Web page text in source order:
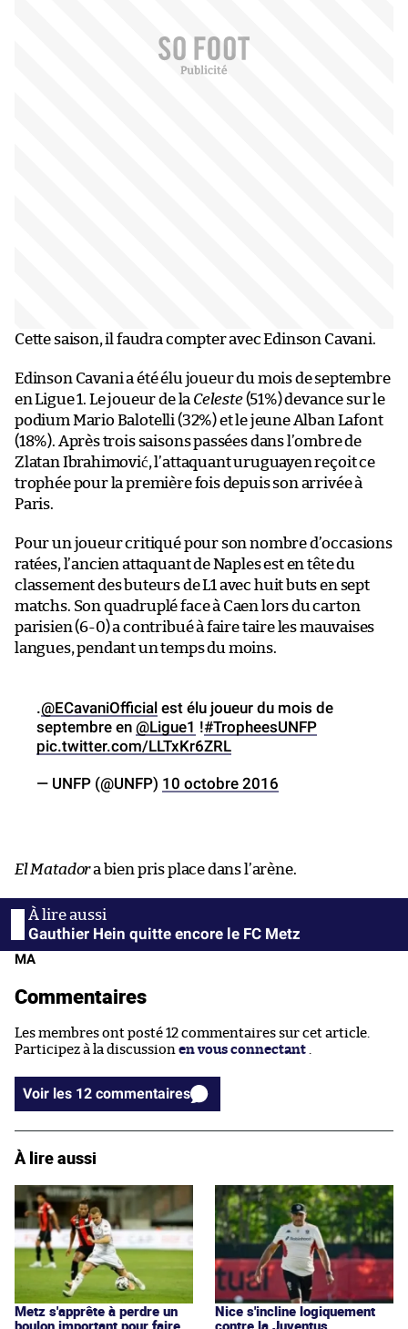
Cette saison, il faudra compter avec Edinson Cavani.
Edinson Cavani a été élu joueur du mois de septembre
en Ligue 1. Le joueur de la Celeste(51%) devance sur le
podium Mario Balotelli (32%) et le jeune Alban Lafont
(18%). Après trois saisons passées dans l’ombre de
Zlatan Ibrahimović, l’attaquant uruguayen reçoit ce
trophée pour la première fois depuis son arrivée à
Paris.
Pour un joueur critiqué pour son nombre d’occasions
ratées, l’ancien attaquant de Naples est en tête du
classement des buteurs de L1 avec huit buts en sept
matchs. Son quadruplé face à Caen lors du carton
parisien (6-0) a contribué à faire taire les mauvaises
langues, pendant un temps du moins.
.@ECavaniOfficial est élu joueur du mois de
septembre en @Ligue1 !#TropheesUNFP
pic.twitter.com/LLTxKr6ZRL
— UNFP (@UNFP) 10 octobre 2016
El Matadora bien pris place dans l’arène.
Gauthier Hein quitte encore le FC Metz
MA
Commentaires
Les membres ont posté 12 commentaires sur cet article.
Participez à la discussion en vous connectant
Voir les 12 commentaires
À lire aussi
Metz s'apprête à perdre un
boulon important pour faire
Nice s'incline logiquement
contre la Juventus